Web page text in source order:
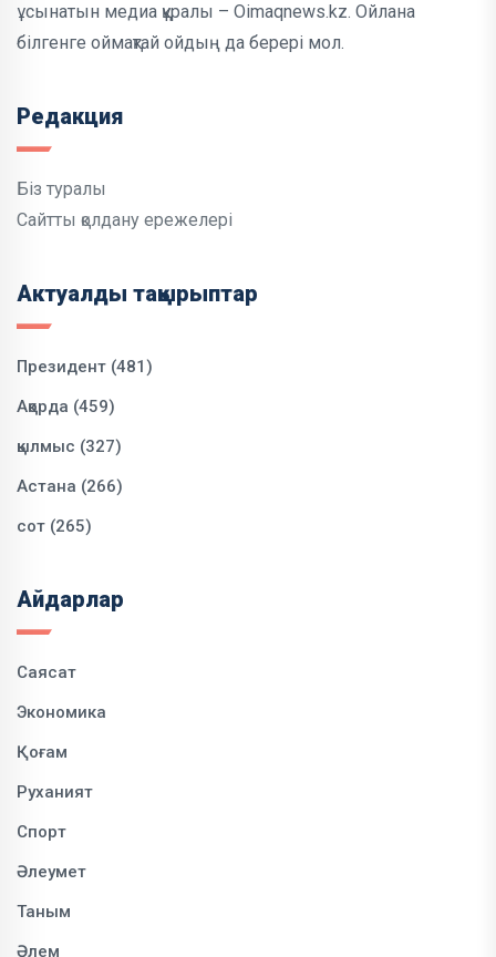
ұсынатын медиа құралы – Oimaqnews.kz. Ойлана
білгенге оймақтай ойдың да берері мол.
Редакция
Біз туралы
Сайтты қолдану ережелері
Актуалды тақырыптар
Президент (481)
Ақорда (459)
қылмыс (327)
Астана (266)
сот (265)
Айдарлар
Саясат
Экономика
Қоғам
Руханият
Спорт
Әлеумет
Таным
Әлем